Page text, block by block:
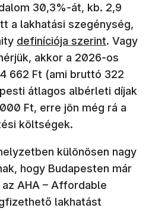
30,3%-át, kb. 2,9
a lakhatási szegénység,
(új ablakban nyílik meg)
definíciója szerint. Vagy
akkor a 2026-os
662 Ft (ami bruttó 322
átlagos albérleti díjak
Ft, erre jön még rá a
költségek.
különösen nagy
hogy Budapesten már
AHA – Affordable
lakhatást